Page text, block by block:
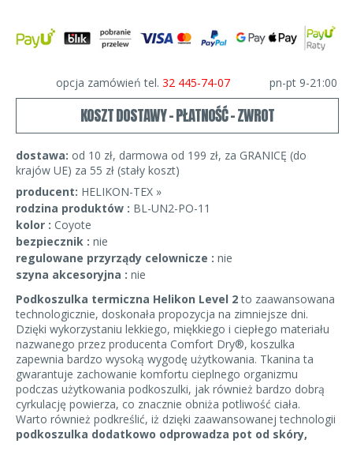
opcja zamówień tel. 32 445-74-07 pn-pt 9-21:00
KOSZT DOSTAWY - PŁATNOŚĆ - ZWROT
dostawa: od 10 zł, darmowa od 199 zł, za GRANICĘ (do
krajów UE) za 55 zł (stały koszt)
producent: HELIKON-TEX »
rodzina produktów : BL-UN2-PO-11
kolor : Coyote
bezpiecznik : nie
regulowane przyrządy celownicze : nie
szyna akcesoryjna : nie
Podkoszulka termiczna Helikon Level 2to zaawansowana
technologicznie, doskonała propozycja na zimniejsze dni.
Dzięki wykorzystaniu lekkiego, miękkiego i ciepłego materiału
nazwanego przez producenta Comfort Dry®, koszulka
zapewnia bardzo wysoką wygodę użytkowania. Tkanina ta
gwarantuje zachowanie komfortu cieplnego organizmu
podczas użytkowania podkoszulki, jak również bardzo dobrą
cyrkulację powierza, co znacznie obniża potliwość ciała.
Warto również podkreślić, iż dzięki zaawansowanej technologii
podkoszulka dodatkowo odprowadza pot od skóry,